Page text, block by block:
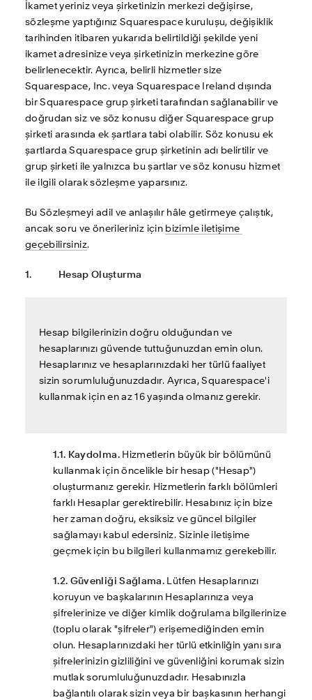
İkamet yeriniz veya şirketinizin merkezi değişirse,
sözleşme yaptığınız Squarespace kuruluşu, değişiklik
tarihinden itibaren yukarıda belirtildiği şekilde yeni
ikamet adresinize veya şirketinizin merkezine göre
belirlenecektir. Ayrıca, belirli hizmetler size
Squarespace, Inc. veya Squarespace Ireland dışında
bir Squarespace grup şirketi tarafından sağlanabilir ve
doğrudan siz ve söz konusu diğer Squarespace grup
şirketi arasında ek şartlara tabi olabilir. Söz konusu ek
şartlarda Squarespace grup şirketinin adı belirtilir ve
grup şirketi ile yalnızca bu şartlar ve söz konusu hizmet
ile ilgili olarak sözleşme yaparsınız.
Bu Sözleşmeyi adil ve anlaşılır hâle getirmeye çalıştık,
ancak soru ve önerileriniz için bizimle iletişime
geçebilirsiniz.
1.     	Hesap Oluşturma
Hesap bilgilerinizin doğru olduğundan ve
hesaplarınızı güvende tuttuğunuzdan emin olun.
Hesaplarınız ve hesaplarınızdaki her türlü faaliyet
sizin sorumluluğunuzdadır. Ayrıca, Squarespace'i
kullanmak için en az 16 yaşında olmanız gerekir.
1.1. Kaydolma. Hizmetlerin büyük bir bölümünü
kullanmak için öncelikle bir hesap ("Hesap")
oluşturmanız gerekir. Hizmetlerin farklı bölümleri
farklı Hesaplar gerektirebilir. Hesabınız için bize
her zaman doğru, eksiksiz ve güncel bilgiler
sağlamayı kabul edersiniz. Sizinle iletişime
geçmek için bu bilgileri kullanmamız gerekebilir.
1.2. Güvenliği Sağlama. Lütfen Hesaplarınızı
koruyun ve başkalarının Hesaplarınıza veya
şifrelerinize ve diğer kimlik doğrulama bilgilerinize
(toplu olarak "şifreler") erişemediğinden emin
olun. Hesaplarınızdaki her türlü etkinliğin yanı sıra
şifrelerinizin gizliliğini ve güvenliğini korumak sizin
mutlak sorumluluğunuzdadır. Hesabınızla
bağlantılı olarak sizin veya bir başkasının herhangi